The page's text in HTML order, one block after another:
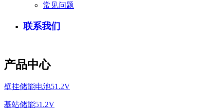
常见问题
联系我们
产品中心
壁挂储能电池51.2V
基站储能51.2V